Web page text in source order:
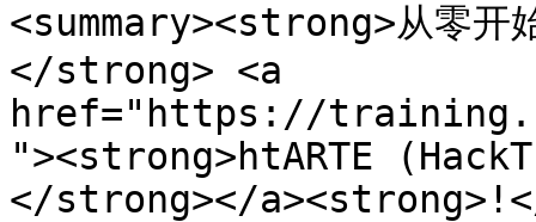
<summary><strong>从零开
</strong> <a
href="https://
"><strong>htARTE
</strong></